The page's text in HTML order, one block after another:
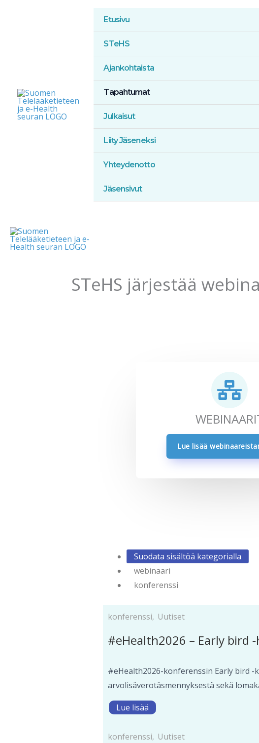
Etusivu
STeHS
Ajankohtaista
Tapahtumat
Julkaisut
Liity Jäseneksi
Yhteydenotto
Jäsensivut
STeHS järjestää
Lue lisää
Suodata sisältöä kategorialla
webinaari
konferenssi
konferenssi, Uutiset
#eHealth2026 – Early bird
#eHealth2026-konferenssin Early bird -
arvolisäverotäsmennyksestä sekä
Lue lisää
konferenssi, Uutiset